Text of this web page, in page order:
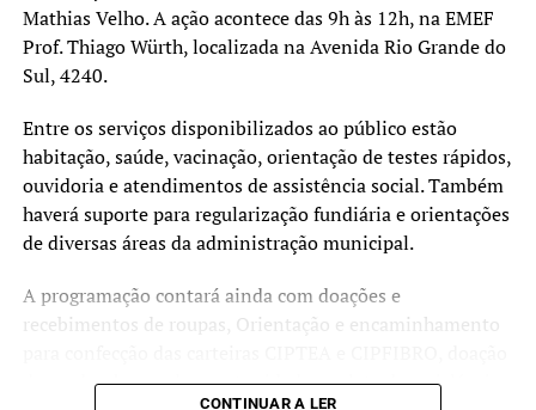
Mathias Velho. A ação acontece das 9h às 12h, na EMEF
Prof. Thiago Würth, localizada na Avenida Rio Grande do
Sul, 4240.
Entre os serviços disponibilizados ao público estão
habitação, saúde, vacinação, orientação de testes rápidos,
ouvidoria e atendimentos de assistência social. Também
haverá suporte para regularização fundiária e orientações
de diversas áreas da administração municipal.
A programação contará ainda com doações e
recebimentos de roupas, Orientação e encaminhamento
de mudas, banco de oportunidades, coleta de recicláveis,
CONTINUAR A LER